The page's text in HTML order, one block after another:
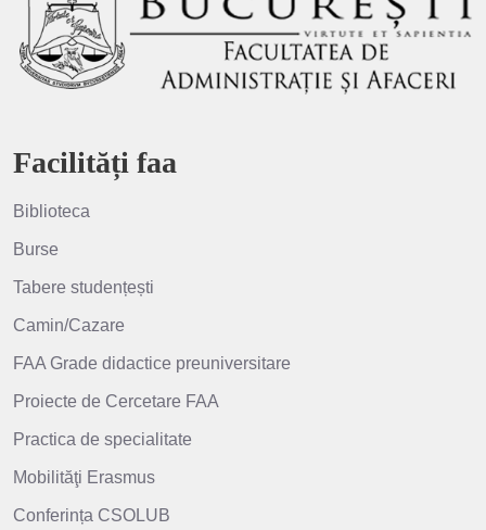
Facilități faa
Biblioteca
Burse
Tabere studențești
Camin/Cazare
FAA Grade didactice preuniversitare
Proiecte de Cercetare FAA
Practica de specialitate
Mobilităţi Erasmus
Conferința CSOLUB